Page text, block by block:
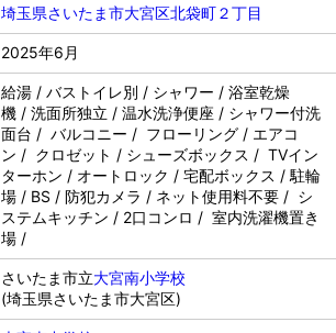
埼玉県さいたま市大宮区北袋町２丁目
2025年6月
給湯 / バストイレ別 / シャワー / 浴室乾燥
機 / 洗面所独立 / 温水洗浄便座 / シャワー付洗
面台 / バルコニー / フローリング / エアコ
ン / クロゼット / シューズボックス / TVイン
ターホン / オートロック / 宅配ボックス / 駐輪
場 / BS / 防犯カメラ / ネット使用料不要 / シ
ステムキッチン / 2口コンロ / 室内洗濯機置き
場 /
さいたま市立大宮南小学校
(埼玉県さいたま市大宮区)